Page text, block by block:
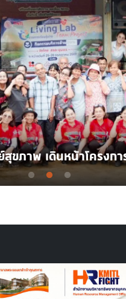
"Farming The